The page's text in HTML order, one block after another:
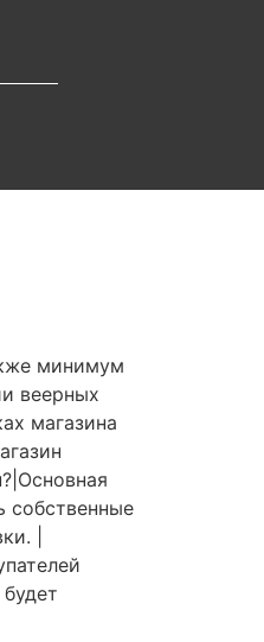
минимум
веерных
магазина
собственные
|